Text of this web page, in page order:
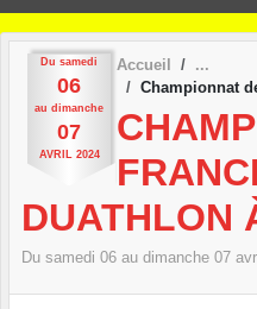
Du samedi
06
au dimanche
07
AVRIL 2024
Accueil
Championnat
DUATHLON
Du samedi 06 au dimanche 07